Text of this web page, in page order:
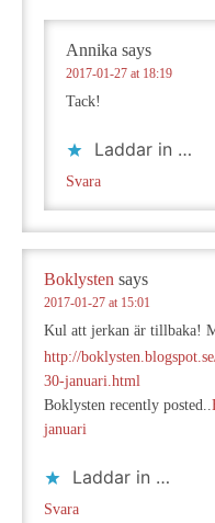
Annika says
2017-01-27 at 18:19
Tack!
Laddar in …
Svara
Boklysten says
2017-01-27 at 15:01
Kul att jerkan är tillbaka!
http://
30-januari.html
Boklysten recently posted..
januari
Laddar in …
Svara